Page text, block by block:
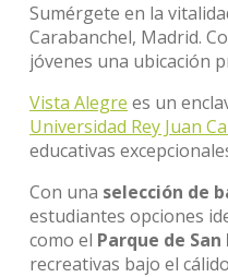
Sumérgete en la
Carabanchel, Madrid.
jóvenes una ubicación
Vista Alegre es un
Universidad Rey Juan
educativas
Con una selección de
estudiantes opciones
como el Parque de
recreativas bajo el